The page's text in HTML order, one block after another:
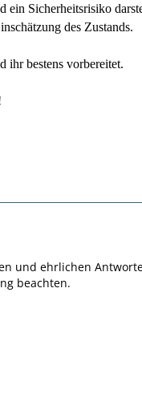
ein Sicherheitsrisiko
des Zustands.
ihr bestens vorbereitet.
und ehrlichen
beachten.